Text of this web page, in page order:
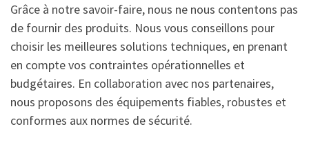
Grâce à notre savoir-faire, nous ne nous contentons pas
de fournir des produits. Nous vous conseillons pour
choisir les meilleures solutions techniques, en prenant
en compte vos contraintes opérationnelles et
budgétaires. En collaboration avec nos partenaires,
nous proposons des équipements fiables, robustes et
conformes aux normes de sécurité.